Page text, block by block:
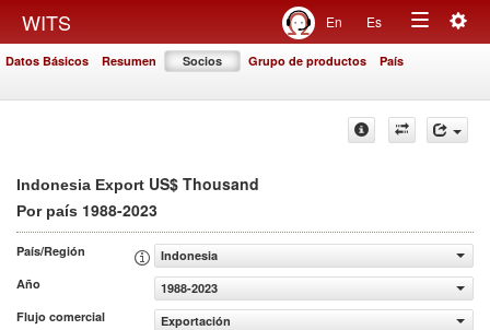
WITS En Es
Toggle
Datos Básicos Resumen Socios Grupo de productos País
Indonesia Export US$ Thousand
Por país 1988-2023
País/Región
Indonesia
Año
1988-2023
Flujo comercial
Exportación